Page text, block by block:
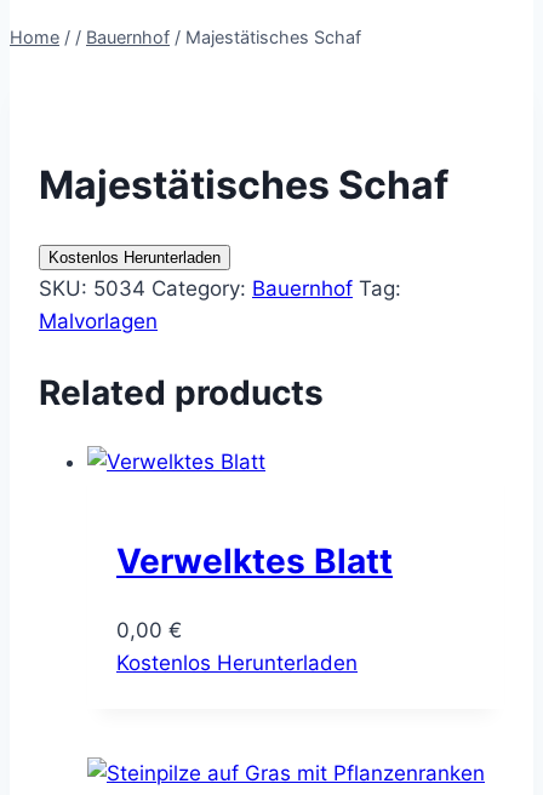
Home / / Bauernhof / Majestätisches Schaf
Majestätisches Schaf
Kostenlos Herunterladen
SKU: 5034 Category: Bauernhof Tag:
Malvorlagen
Related products
Verwelktes Blatt
0,00 €
Kostenlos Herunterladen